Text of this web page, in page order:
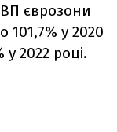
єврозони
101,7% у 2020
у 2022 році.